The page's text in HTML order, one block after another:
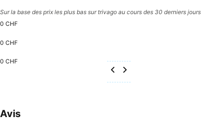
Sur la base des prix les plus bas sur trivago au cours des 30 derniers jours
0 CHF
0 CHF
0 CHF
Avis